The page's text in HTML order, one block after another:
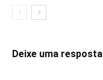
Deixe uma resposta